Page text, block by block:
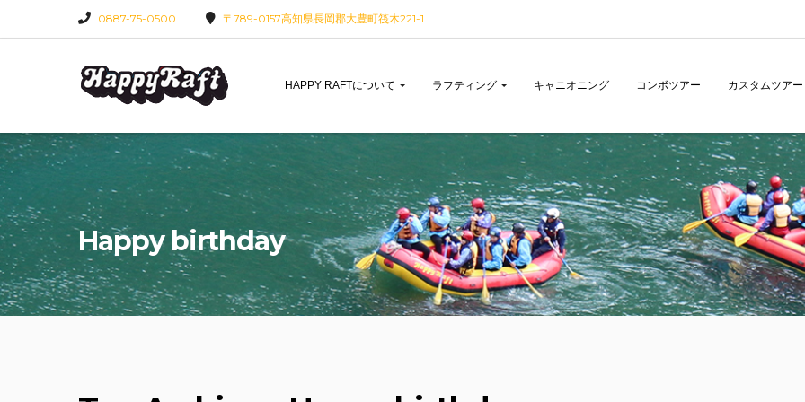
0887-75-0500 〒789-0157高知県長岡郡大豊町筏木221-1
HAPPY RAFTについて ラフティング キャニオニング コンボツアー カスタムツアー
Happy birthday